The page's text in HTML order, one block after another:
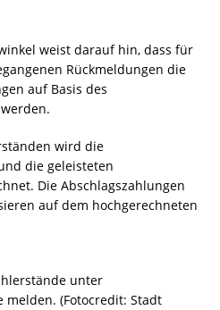
weist darauf hin, dass für
Rückmeldungen die
auf Basis des
wird die
die geleisteten
Die Abschlagszahlungen
auf dem hochgerechneten
unter
melden. (Fotocredit: Stadt